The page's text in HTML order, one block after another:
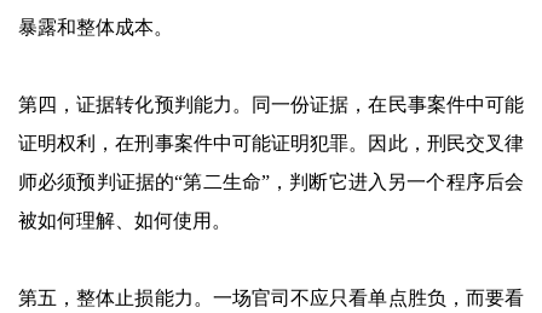
暴露和整体成本。
第四，证据转化预判能力。同一份证据，在民事案件中可能
证明权利，在刑事案件中可能证明犯罪。因此，刑民交叉律
师必须预判证据的“第二生命”，判断它进入另一个程序后会
被如何理解、如何使用。
第五，整体止损能力。一场官司不应只看单点胜负，而要看